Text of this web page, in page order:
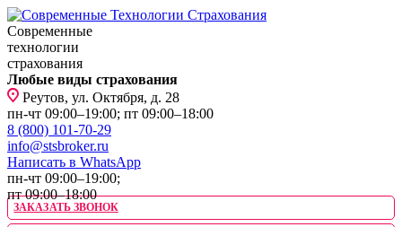
Современные
технологии
страхования
Любые виды страхования
Реутов, ул. Октября, д. 28
пн-чт 09:00–19:00; пт 09:00–18:00
8 (800) 101-70-29
info@stsbroker.ru
Написать в WhatsApp
пн-чт 09:00–19:00;
пт 09:00–18:00
ЗАКАЗАТЬ ЗВОНОК